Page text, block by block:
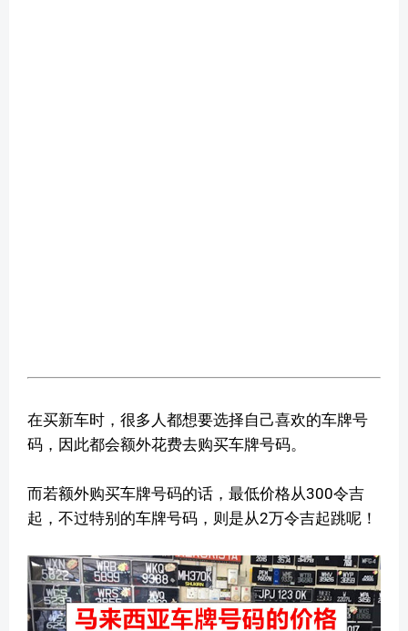
在买新车时，很多人都想要选择自己喜欢的车牌号
码，因此都会额外花费去购买车牌号码。
而若额外购买车牌号码的话，最低价格从300令吉
起，不过特别的车牌号码，则是从2万令吉起跳呢！